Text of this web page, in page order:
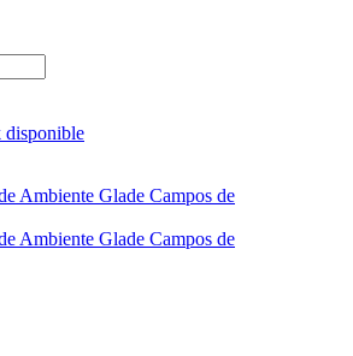
disponible